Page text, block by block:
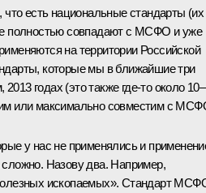
что есть национальные стандарты (их
полностью совпадают с МСФО и уже
на территории Российской
которые мы в ближайшие три
2013 годах (это также где‑то около
или максимально совместим с
у нас не применялись и
сложно. Назову два. Например,
ископаемых». Стандарт